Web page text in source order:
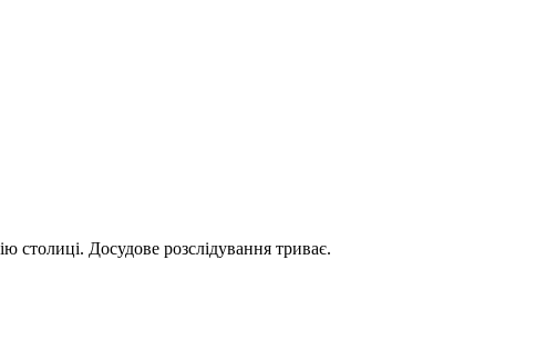
столиці. Досудове розслідування триває.